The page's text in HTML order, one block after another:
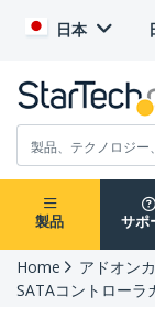
日本
製品 サポ
Home アドオン
SATAコントローラ